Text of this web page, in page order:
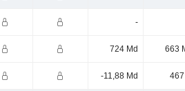
-
724 Md 663
-11,88 Md